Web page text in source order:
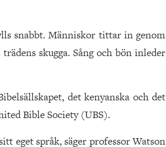
snabbt. Människor tittar in genom
skugga. Sång och bön inleder
det kenyanska och det
Bible Society (UBS).
eget språk, säger professor Watson